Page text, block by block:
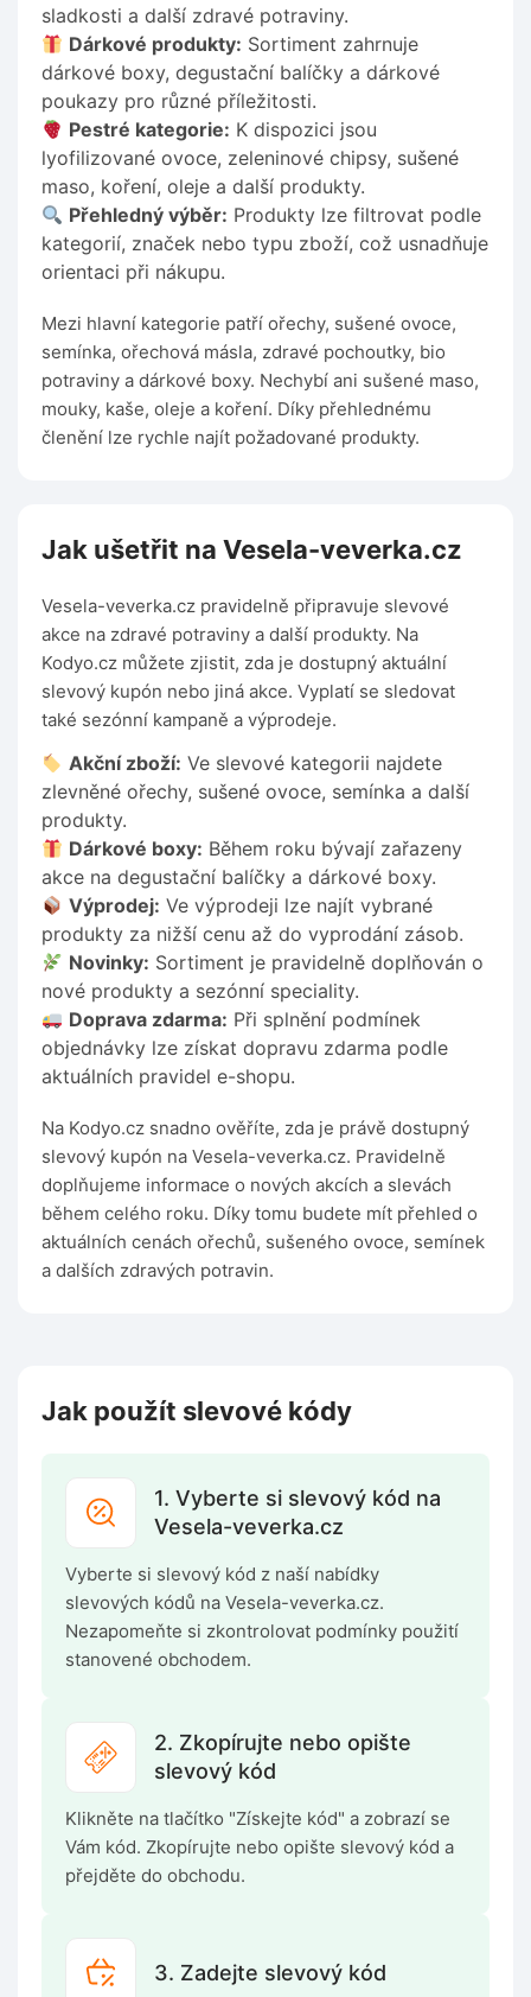
sladkosti a další zdravé potraviny.
Dárkové produkty: Sortiment zahrnuje
dárkové boxy, degustační balíčky a dárkové
poukazy pro různé příležitosti.
Pestré kategorie: K dispozici jsou
lyofilizované ovoce, zeleninové chipsy, sušené
maso, koření, oleje a další produkty.
Přehledný výběr: Produkty lze filtrovat podle
kategorií, značek nebo typu zboží, což usnadňuje
orientaci při nákupu.
Mezi hlavní kategorie patří ořechy, sušené ovoce,
semínka, ořechová másla, zdravé pochoutky, bio
potraviny a dárkové boxy. Nechybí ani sušené maso,
mouky, kaše, oleje a koření. Díky přehlednému
členění lze rychle najít požadované produkty.
Jak ušetřit na Vesela-veverka.cz
Vesela-veverka.cz pravidelně připravuje slevové
akce na zdravé potraviny a další produkty. Na
Kodyo.cz můžete zjistit, zda je dostupný aktuální
slevový kupón nebo jiná akce. Vyplatí se sledovat
také sezónní kampaně a výprodeje.
Akční zboží: Ve slevové kategorii najdete
zlevněné ořechy, sušené ovoce, semínka a další
produkty.
Dárkové boxy: Během roku bývají zařazeny
akce na degustační balíčky a dárkové boxy.
Výprodej: Ve výprodeji lze najít vybrané
produkty za nižší cenu až do vyprodání zásob.
Novinky: Sortiment je pravidelně doplňován o
nové produkty a sezónní speciality.
Doprava zdarma: Při splnění podmínek
objednávky lze získat dopravu zdarma podle
aktuálních pravidel e-shopu.
Na Kodyo.cz snadno ověříte, zda je právě dostupný
slevový kupón na Vesela-veverka.cz. Pravidelně
doplňujeme informace o nových akcích a slevách
během celého roku. Díky tomu budete mít přehled o
aktuálních cenách ořechů, sušeného ovoce, semínek
a dalších zdravých potravin.
Jak použít slevové kódy
1. Vyberte si slevový kód na
Vesela-veverka.cz
Vyberte si slevový kód z naší nabídky
slevových kódů na Vesela-veverka.cz.
Nezapomeňte si zkontrolovat podmínky použití
stanovené obchodem.
2. Zkopírujte nebo opište
slevový kód
Klikněte na tlačítko "Získejte kód" a zobrazí se
Vám kód. Zkopírujte nebo opište slevový kód a
přejděte do obchodu.
3. Zadejte slevový kód